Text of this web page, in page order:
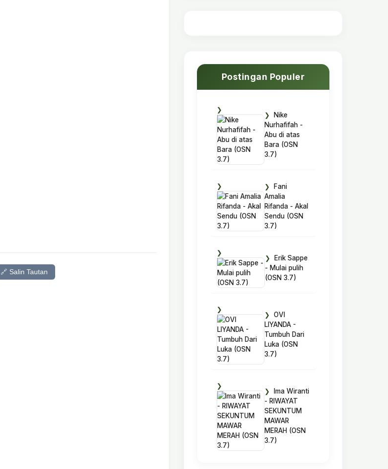
🔗 Salin Tautan
Postingan Populer
Nike
Nurhafifah -
Abu di atas
Bara (OSN
3.7)
Fani
Amalia
Rifanda - Akal
Sendu (OSN
3.7)
Erik Sappe
- Mulai pulih
(OSN 3.7)
OVI
LIYANDA -
Tumbuh Dari
Luka (OSN
3.7)
Ima Wiranti
- RIWAYAT
SEKUNTUM
MAWAR
MERAH (OSN
3.7)